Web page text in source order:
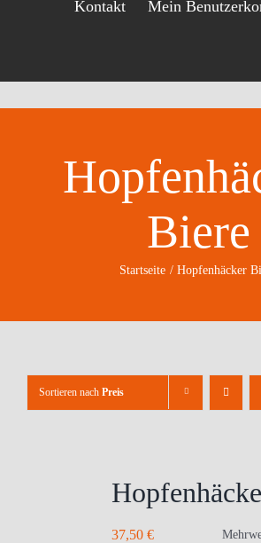
Kontakt Mein
Biere
Startseite Hopfenhäcker
Sortieren nach Preis
37,50 €